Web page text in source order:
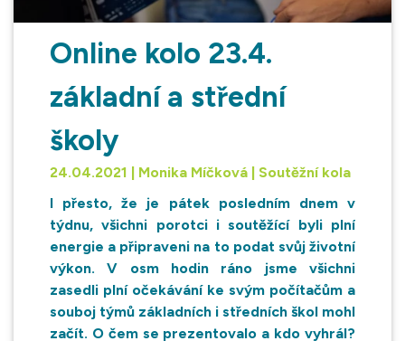
Online kolo 23.4.
základní a střední
školy
24.04.2021 | Monika Míčková | Soutěžní kola
I přesto, že je pátek posledním dnem v
týdnu, všichni porotci i soutěžící byli plní
energie a připraveni na to podat svůj životní
výkon. V osm hodin ráno jsme všichni
zasedli plní očekávání ke svým počítačům a
souboj týmů základních i středních škol mohl
začít. O čem se prezentovalo a kdo vyhrál?